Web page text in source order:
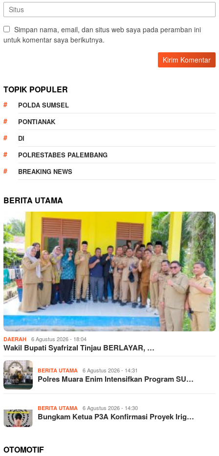
Simpan nama, email, dan situs web saya pada peramban ini
untuk komentar saya berikutnya.
TOPIK POPULER
POLDA SUMSEL
PONTIANAK
DI
POLRESTABES PALEMBANG
BREAKING NEWS
BERITA UTAMA
DAERAH 6 Agustus 2026 - 18:04
Wakil Bupati Syafrizal Tinjau BERLAYAR, …
BERITA UTAMA 6 Agustus 2026 - 14:31
Polres Muara Enim Intensifkan Program SU…
BERITA UTAMA 6 Agustus 2026 - 14:30
Bungkam Ketua P3A Konfirmasi Proyek Irig…
OTOMOTIF